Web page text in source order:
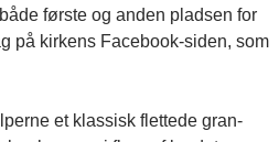
første og anden pladsen for
på kirkens Facebook-siden, som
et klassisk flettede gran-